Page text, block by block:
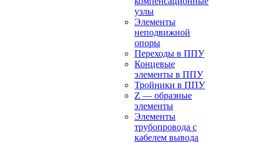
узлы
Элементы
неподвижной
опоры
Переходы в ППУ
Концевые
элементы в ППУ
Тройники в ППУ
Z — образные
элементы
Элементы
трубопровода с
кабелем вывода